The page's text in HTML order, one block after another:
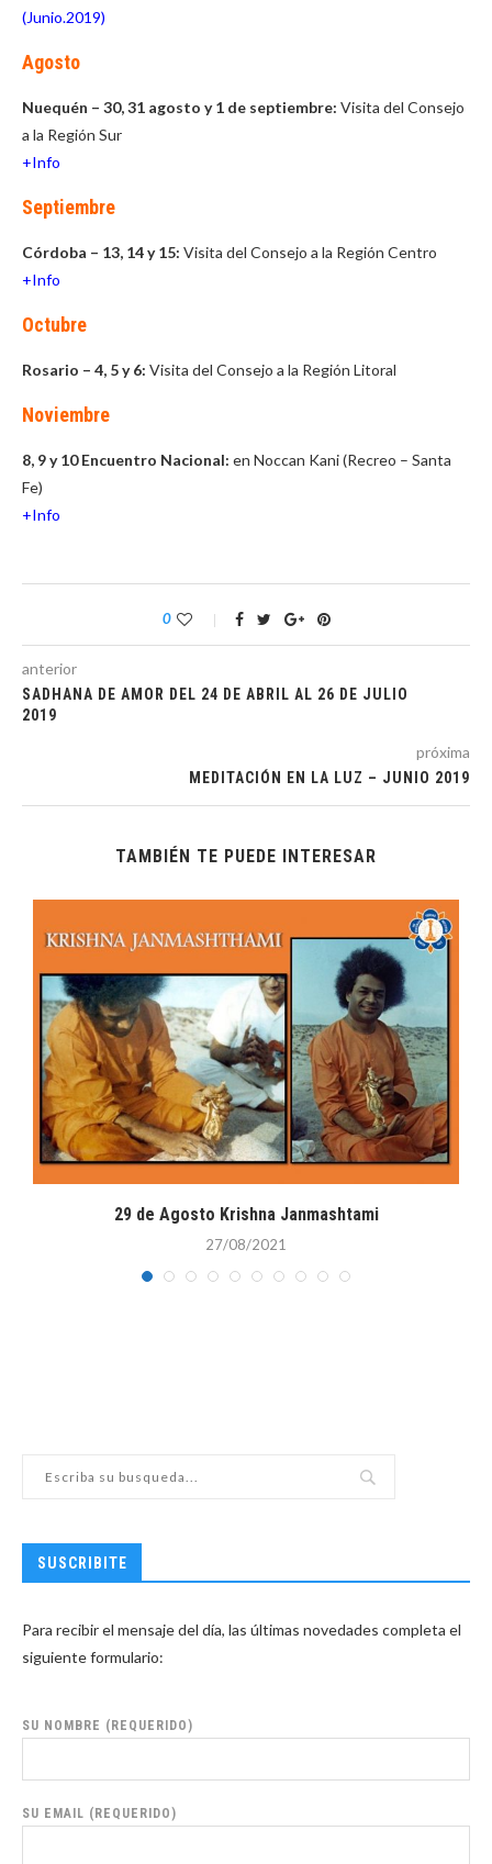
(Junio.2019)
Agosto
Nuequén – 30, 31 agosto y 1 de septiembre: Visita del Consejo
a la Región Sur
+Info
Septiembre
Córdoba – 13, 14 y 15: Visita del Consejo a la Región Centro
+Info
Octubre
Rosario – 4, 5 y 6: Visita del Consejo a la Región Litoral
Noviembre
8, 9 y 10 Encuentro Nacional: en Noccan Kani (Recreo – Santa
Fe)
+Info
0
anterior
SADHANA DE AMOR DEL 24 DE ABRIL AL 26 DE JULIO
2019
próxima
MEDITACIÓN EN LA LUZ – JUNIO 2019
TAMBIÉN TE PUEDE INTERESAR
29 de Agosto Krishna Janmashtami
27/08/2021
SUSCRIBITE
Para recibir el mensaje del día, las últimas novedades completa el
siguiente formulario:
SU NOMBRE (REQUERIDO)
SU EMAIL (REQUERIDO)